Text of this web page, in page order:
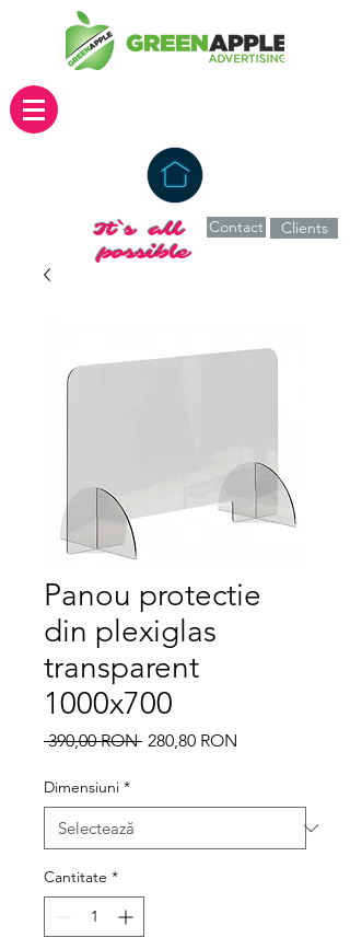
It`s all
possible
Contact Clients
Panou protectie
din plexiglas
transparent
1000x700
390,00 RON Preț
280,80 RON
Dimensiuni *
Cantitate *